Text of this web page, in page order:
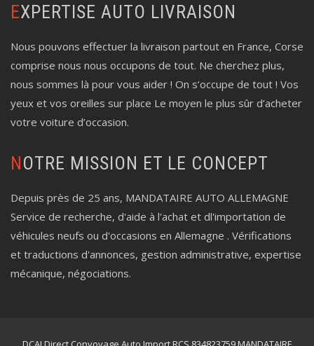
EXPERTISE AUTO LIVRAISON
Nous pouvons effectuer la livraison partout en France, Corse
comprise nous nous occupons de tout. Ne cherchez plus,
nous sommes là pour vous aider ! On s’occupe de tout ! Vos
yeux et vos oreilles sur place Le moyen le plus sûr d’acheter
votre voiture d’occasion.
NOTRE MISSION ET LE CONCEPT
Depuis près de 25 ans, MANDATAIRE AUTO ALLEMAGNE
Service de recherche, d'aide à l'achat et dl'importation de
véhicules neufs ou d'occasions en Allemagne . Vérifications
et traductions d'annonces, gestion administrative, expertise
mécanique, négociations.